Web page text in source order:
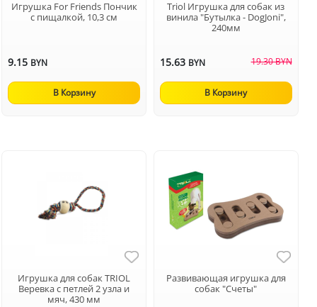
Игрушка For Friends Пончик
с пищалкой, 10,3 см
9.15 BYN
В Корзину
Triol Игрушка для собак из
винила "Бутылка - DogJoni",
240мм
15.63 BYN 19.30 BYN
В Корзину
Игрушка для собак TRIOL
Веревка с петлей 2 узла и
мяч, 430 мм
Развивающая игрушка для
собак "Счеты"